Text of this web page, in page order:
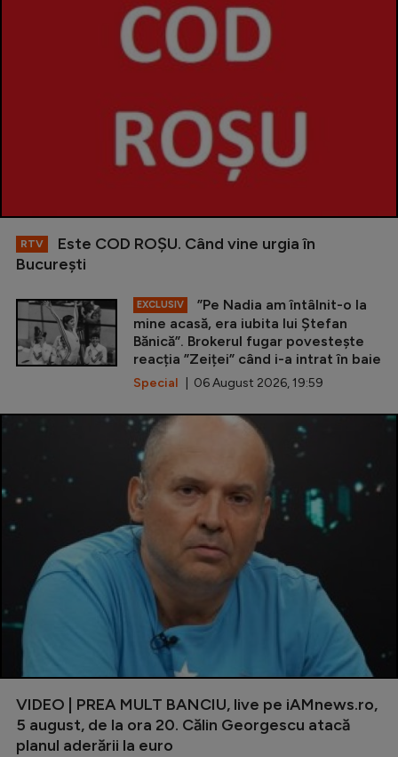
RTV
Este COD ROŞU. Când vine urgia în
Bucureşti
EXCLUSIV
”Pe Nadia am întâlnit-o la
mine acasă, era iubita lui Ștefan
Bănică”. Brokerul fugar povestește
reacția ”Zeiței” când i-a intrat în baie
Special | 06 August 2026, 19:59
VIDEO | PREA MULT BANCIU, live pe iAMnews.ro,
5 august, de la ora 20. Călin Georgescu atacă
planul aderării la euro